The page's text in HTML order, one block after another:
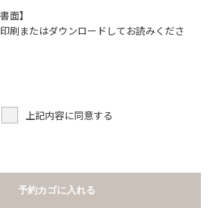
面】
刷またはダウンロードしてお読みくださ
上記内容に同意する
予約カゴに入れる